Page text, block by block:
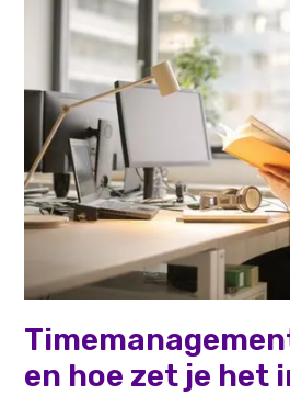
Persoonlijke effectiviteit
en hoe zet je het